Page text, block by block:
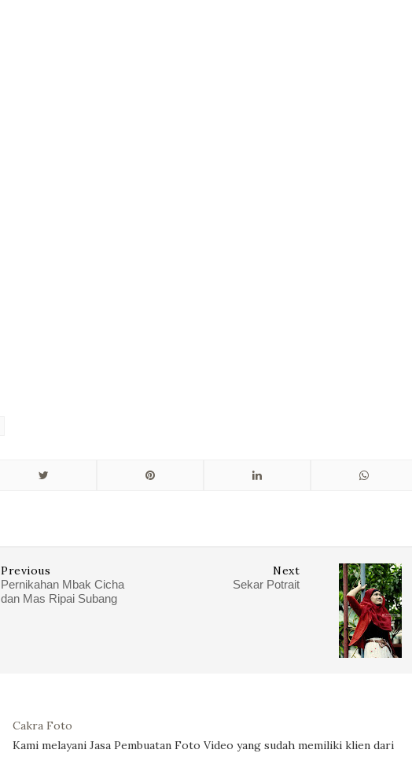
Next
Sekar Potrait
Previous
Pernikahan Mbak Cicha
dan Mas Ripai Subang
Cakra Foto
Kami melayani Jasa Pembuatan Foto Video yang sudah memiliki klien dari